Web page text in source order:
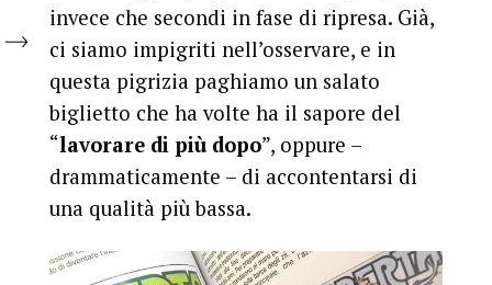
invece che secondi in fase di ripresa. Già,
ci siamo impigriti nell’osservare, e in
questa pigrizia paghiamo un salato
biglietto che ha volte ha il sapore del
“lavorare di più dopo”, oppure –
drammaticamente – di accontentarsi di
una qualità più bassa.